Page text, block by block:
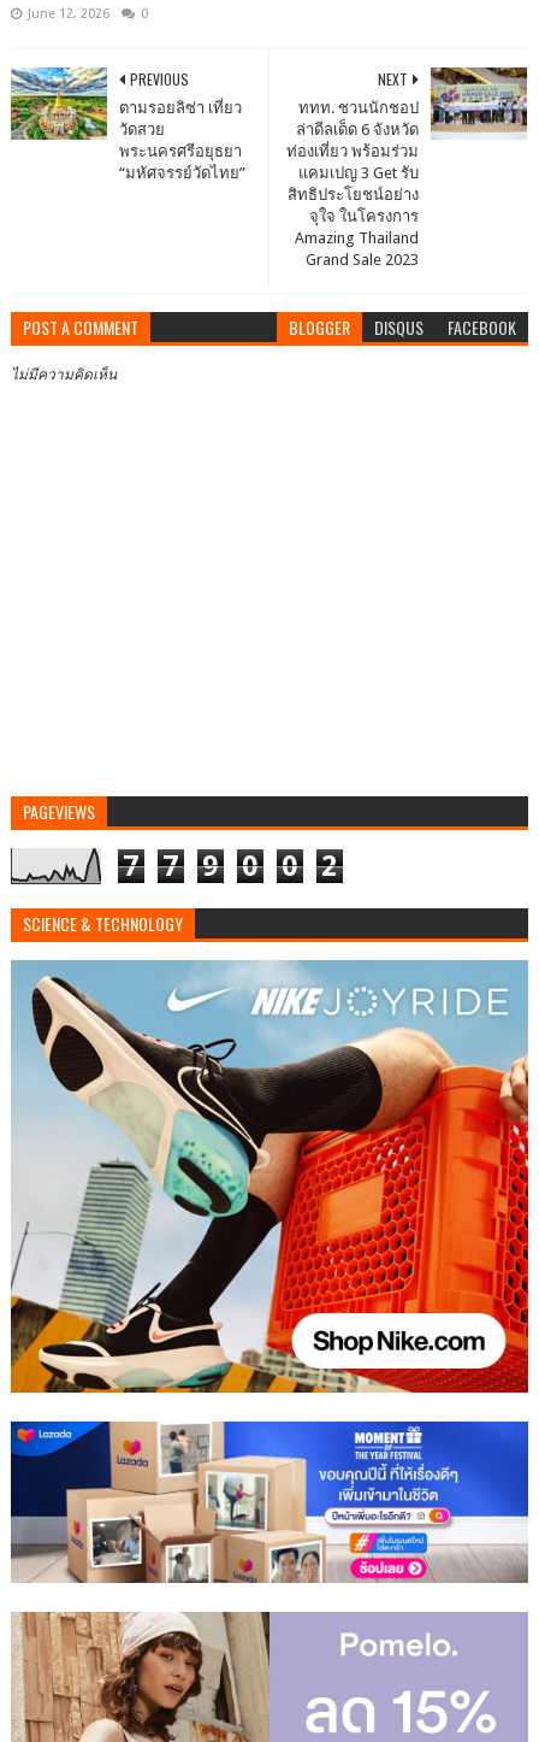
June 12, 2026 0
NEXT
ททท. ชวนนักชอป
ล่าดีลเด็ด 6 จังหวัด
ท่องเที่ยว พร้อมร่วม
แคมเปญ 3 Get รับ
สิทธิประโยชน์อย่าง
จุใจ ในโครงการ
Amazing Thailand
Grand Sale 2023
PREVIOUS
ตามรอยลิซ่า เที่ยว
วัดสวย
พระนครศรีอยุธยา
“มหัศจรรย์วัดไทย”
POST A COMMENT BLOGGER DISQUS FACEBOOK
ไม่มีความคิดเห็น
PAGEVIEWS
7 7 9 0 0 2
SCIENCE & TECHNOLOGY